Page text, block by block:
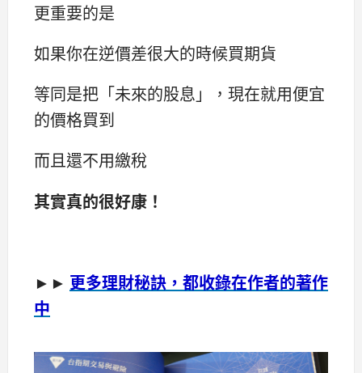
更重要的是
如果你在逆價差很大的時候買期貨
等同是把「未來的股息」，現在就用便宜
的價格買到
而且還不用繳稅
其實真的很好康！
►► 更多理財秘訣，都收錄在作者的著作
中